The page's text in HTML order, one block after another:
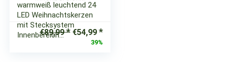
warmweiß leuchtend 24
LED Weihnachtskerzen
mit Stecksystem
Innenbereich…
€89,99
Ursprünglicher
Preis
€54,99 Aktueller
Preis
39%